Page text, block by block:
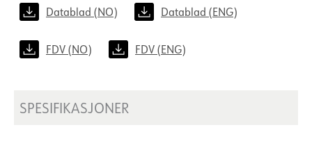
Datablad (NO) Datablad (ENG)
FDV (NO) FDV (ENG)
SPESIFIKASJONER